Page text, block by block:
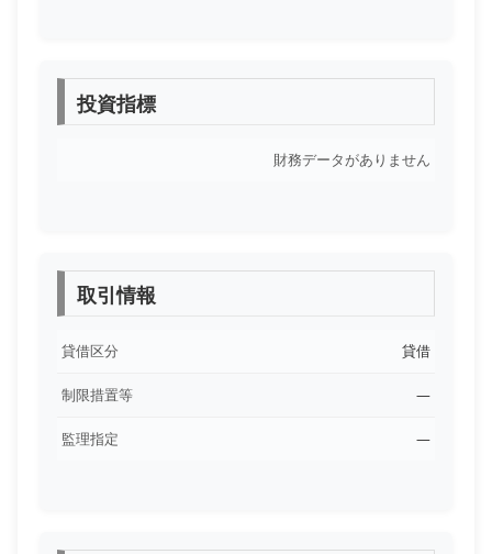
投資指標
財務データがありません
取引情報
貸借区分 貸借
制限措置等 ―
監理指定 ―